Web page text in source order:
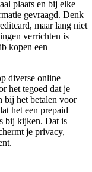
plaats en bij elke
gevraagd. Denk
maar lang niet
verrichten is
kopen een
diverse online
het tegoed dat je
bij het betalen voor
het een prepaid
bij kijken. Dat is
je privacy,